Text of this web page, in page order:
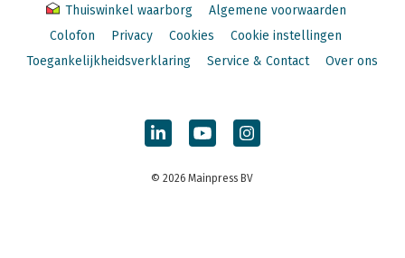
Thuiswinkel waarborg
Algemene voorwaarden
Colofon
Privacy Cookies
Cookie instellingen
Toegankelijkheidsverklaring
Service & Contact Over ons
© 2026 Mainpress BV